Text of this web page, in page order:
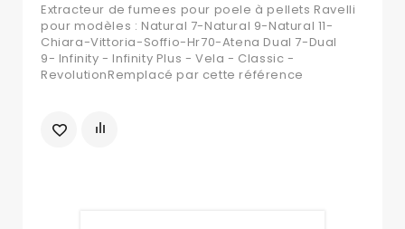
Extracteur de fumees pour poele à pellets Ravelli
pour modèles : Natural 7-Natural 9-Natural 11-
Chiara-Vittoria-Soffio-Hr70-Atena Dual 7-Dual
9- Infinity - Infinity Plus - Vela - Classic -
RevolutionRemplacé par cette référence